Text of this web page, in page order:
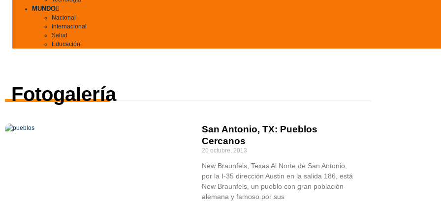
MUNDO
Nacional
Internacional
Salud
Educación
Fotogalería
San Antonio, TX: Pueblos
Cercanos
20 octubre, 2013
New Braunfels, Texas Al Norte de San Antonio,
por la I-35 dirección Austin en la salida 186, está
New Braunfels, un pueblo con gran población
alemana y famoso por sus